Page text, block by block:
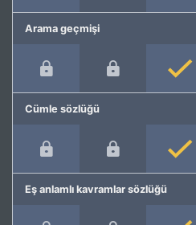
Arama geçmişi
Cümle sözlüğü
Eş anlamlı kavramlar sözlüğü